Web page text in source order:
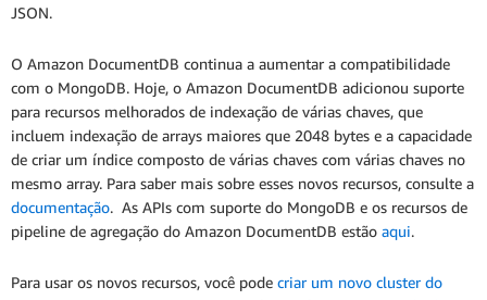
JSON.
O Amazon DocumentDB continua a aumentar a compatibilidade
com o MongoDB. Hoje, o Amazon DocumentDB adicionou suporte
para recursos melhorados de indexação de várias chaves, que
incluem indexação de arrays maiores que 2048 bytes e a capacidade
de criar um índice composto de várias chaves com várias chaves no
mesmo array. Para saber mais sobre esses novos recursos, consulte a
documentação. As APIs com suporte do MongoDB e os recursos de
pipeline de agregação do Amazon DocumentDB estão aqui.
Para usar os novos recursos, você pode criar um novo cluster do